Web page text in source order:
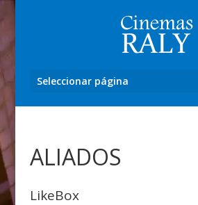
Seleccionar página
ALIADOS
LikeBox